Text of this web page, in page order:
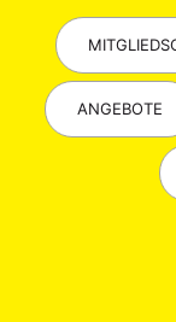
ANGEBOTE